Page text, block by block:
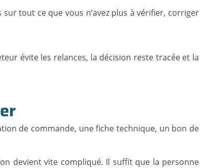
tout ce que vous n’avez plus à vérifier, corriger
évite les relances, la décision reste tracée et la
de commande, une fiche technique, un bon de
devient vite compliqué. Il suffit que la personne